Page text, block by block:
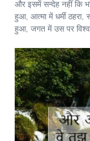
और इसमें सन्देह नहीं कि
हुआ, आत्मा में धर्मी ठहरा,
हुआ, जगत में उस पर